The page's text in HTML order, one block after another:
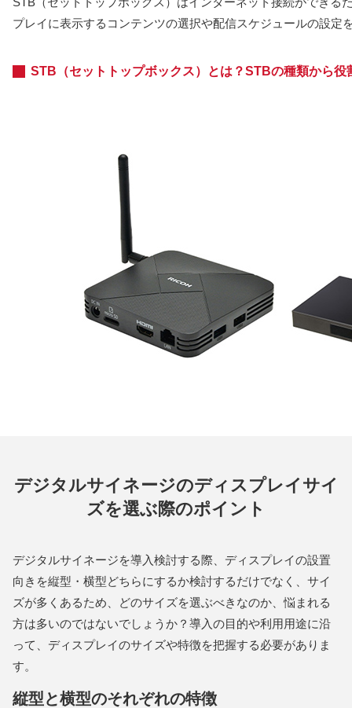
プレイに表示するコンテンツの選択や配信スケジュールの設定
STB（セットトップボックス）とは？STBの種類から役
デジタルサイネージのディスプレイサイ
ズを選ぶ際のポイント
デジタルサイネージを導入検討する際、ディスプレイの設置
向きを縦型・横型どちらにするか検討するだけでなく、サイ
ズが多くあるため、どのサイズを選ぶべきなのか、悩まれる
方は多いのではないでしょうか？導入の目的や利用用途に沿
って、ディスプレイのサイズや特徴を把握する必要がありま
す。
縦型と横型のそれぞれの特徴